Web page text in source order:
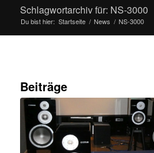
Schlagwortarchiv für: NS-3000
Du bist hier: Startseite / News / NS-3000
Beiträge